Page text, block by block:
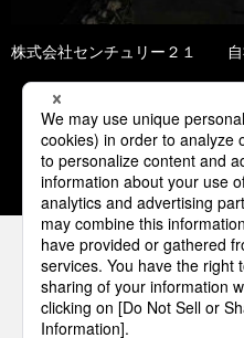
株式会社センチュリー２１ 自
1 2 3
パナソニックの電